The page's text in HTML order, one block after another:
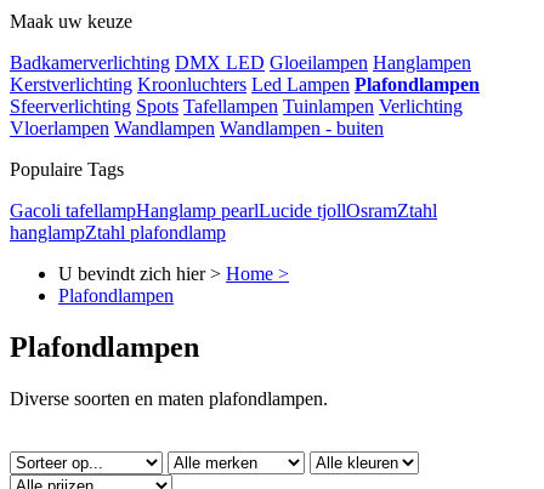
Maak uw keuze
Badkamerverlichting DMX LED Gloeilampen Hanglampen
Kerstverlichting Kroonluchters Led Lampen Plafondlampen
Sfeerverlichting Spots Tafellampen Tuinlampen Verlichting
Vloerlampen Wandlampen Wandlampen - buiten
Populaire Tags
Gacoli tafellampHanglamp pearlLucide tjollOsramZtahl
hanglampZtahl plafondlamp
U bevindt zich hier > Home >
Plafondlampen
Plafondlampen
Diverse soorten en maten plafondlampen.